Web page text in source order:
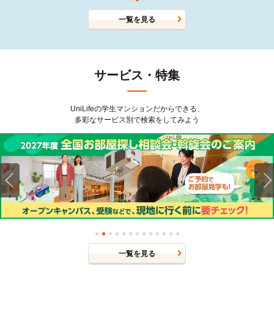
一覧を見る
サービス・特集
UniLifeの学生マンションだからできる、
多彩なサービス別で検索をしてみよう
一覧を見る